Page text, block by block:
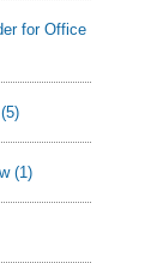
for Office
(5)
(1)